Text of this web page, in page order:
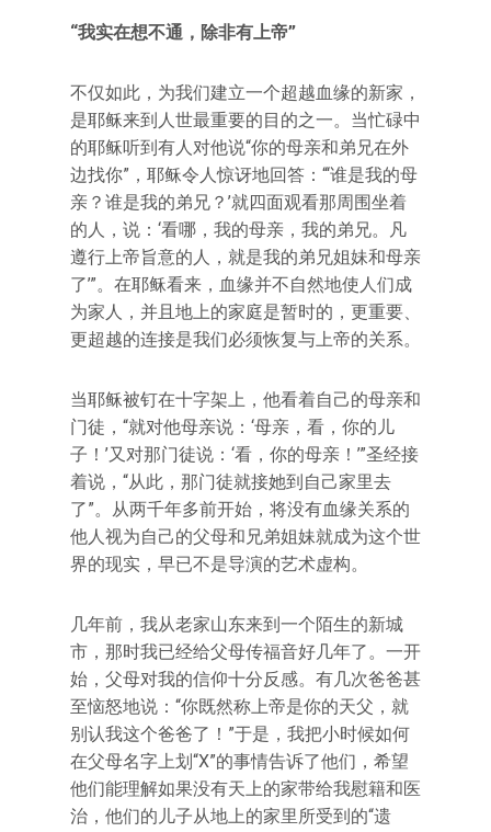
“我实在想不通，除非有上帝”
不仅如此，为我们建立一个超越血缘的新家，
是耶稣来到人世最重要的目的之一。当忙碌中
的耶稣听到有人对他说“你的母亲和弟兄在外
边找你”，耶稣令人惊讶地回答：“‘谁是我的母
亲？谁是我的弟兄？’就四面观看那周围坐着
的人，说：‘看哪，我的母亲，我的弟兄。凡
遵行上帝旨意的人，就是我的弟兄姐妹和母亲
了’”。在耶稣看来，血缘并不自然地使人们成
为家人，并且地上的家庭是暂时的，更重要、
更超越的连接是我们必须恢复与上帝的关系。
当耶稣被钉在十字架上，他看着自己的母亲和
门徒，“就对他母亲说：‘母亲，看，你的儿
子！’又对那门徒说：‘看，你的母亲！’”圣经接
着说，“从此，那门徒就接她到自己家里去
了”。从两千年多前开始，将没有血缘关系的
他人视为自己的父母和兄弟姐妹就成为这个世
界的现实，早已不是导演的艺术虚构。
几年前，我从老家山东来到一个陌生的新城
市，那时我已经给父母传福音好几年了。一开
始，父母对我的信仰十分反感。有几次爸爸甚
至恼怒地说：“你既然称上帝是你的天父，就
别认我这个爸爸了！”于是，我把小时候如何
在父母名字上划“X”的事情告诉了他们，希望
他们能理解如果没有天上的家带给我慰籍和医
治，他们的儿子从地上的家里所受到的“遗